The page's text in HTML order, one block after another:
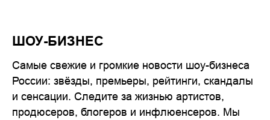
ШОУ-БИЗНЕС
Самые свежие и громкие новости шоу-бизнеса
России: звёзды, премьеры, рейтинги, скандалы
и сенсации. Следите за жизнью артистов,
продюсеров, блогеров и инфлюенсеров. Мы